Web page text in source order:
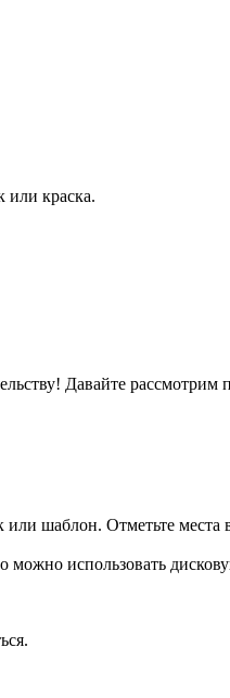
или краска.
Давайте рассмотрим
или шаблон. Отметьте места
использовать